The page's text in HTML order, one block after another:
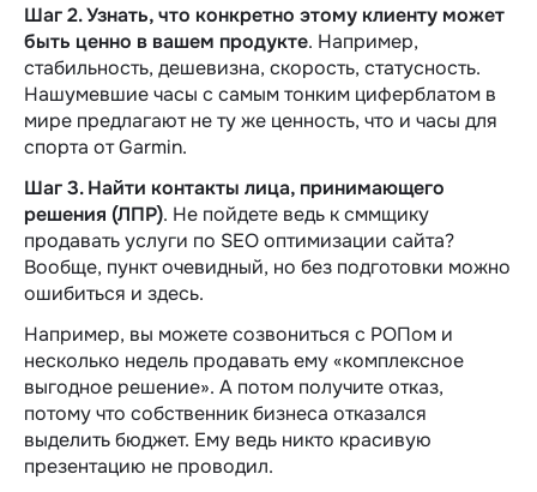
Шаг 2. Узнать, что конкретно этому клиенту может
быть ценно в вашем продукте. Например,
стабильность, дешевизна, скорость, статусность.
Нашумевшие часы с самым тонким циферблатом в
мире предлагают не ту же ценность, что и часы для
спорта от Garmin.
Шаг 3. Найти контакты лица, принимающего
решения (ЛПР). Не пойдете ведь к сммщику
продавать услуги по SEO оптимизации сайта?
Вообще, пункт очевидный, но без подготовки можно
ошибиться и здесь.
Например, вы можете созвониться с РОПом и
несколько недель продавать ему «‎комплексное
выгодное решение». А потом получите отказ,
потому что собственник бизнеса отказался
выделить бюджет. Ему ведь никто красивую
презентацию не проводил.